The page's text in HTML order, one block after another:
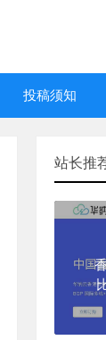
投稿须知
站长推